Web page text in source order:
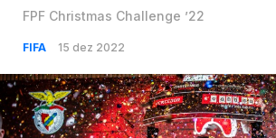
FPF Christmas Challenge ’22
FIFA 15 dez 2022